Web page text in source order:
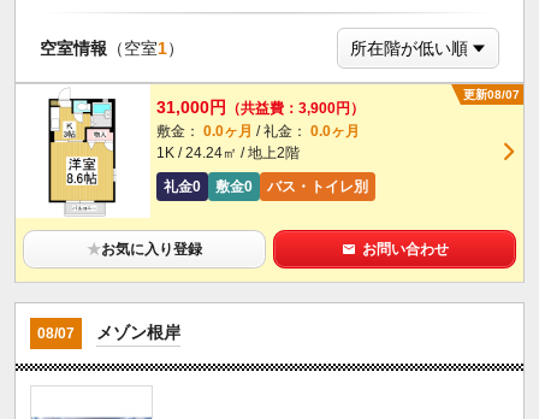
空室情報 （空室1）
更新08/07
31,000円
（共益費：3,900円）
敷金： 0.0ヶ月 / 礼金： 0.0ヶ月
1K / 24.24㎡ / 地上2階
礼金0
敷金0 バス・トイレ別
★お気に入り登録 お問い合わせ
08/07 メゾン根岸